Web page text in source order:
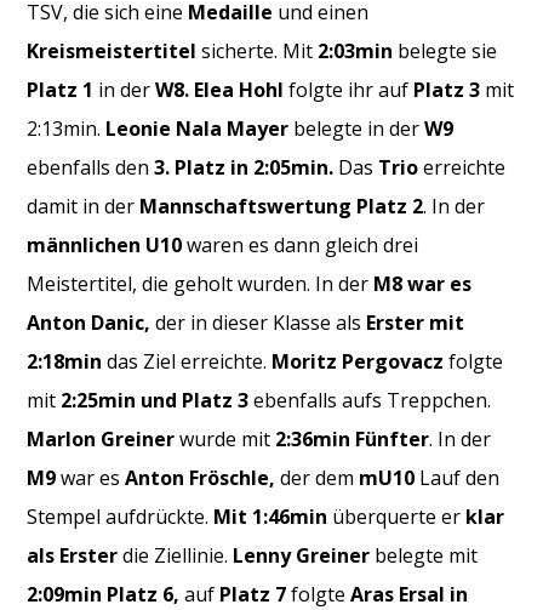
TSV, die sich eine Medaille und einen
Kreismeistertitel sicherte. Mit 2:03min belegte sie
Platz 1 in derW8. Elea Hohl folgte ihr auf Platz 3 mit
2:13min. Leonie Nala Mayer belegte in derW9
ebenfalls den3. Platz in 2:05min. Das Trioerreichte
damit in der Mannschaftswertung Platz 2. In der
männlichen U10waren es dann gleich drei
Meistertitel, die geholt wurden. In der M8 war es
Anton Danic, der in dieser Klasse als Erster mit
2:18min das Ziel erreichte. Moritz Pergovacz folgte
mit 2:25min und Platz 3ebenfalls aufs Treppchen.
Marlon Greinerwurde mit 2:36min Fünfter. In der
M9war esAnton Fröschle, der dem mU10 Lauf den
Stempel aufdrückte. Mit 1:46min überquerte er klar
als Ersterdie Ziellinie. Lenny Greiner belegte mit
2:09min Platz 6, auf Platz 7folgteAras Ersal in